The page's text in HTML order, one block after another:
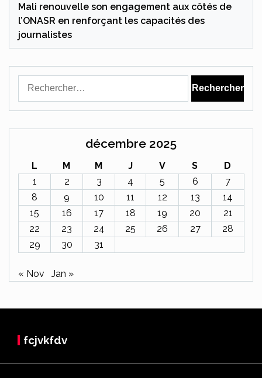
Mali renouvelle son engagement aux côtés de
l’ONASR en renforçant les capacités des
journalistes
décembre 2025
L M M J V S
D
1
2 3 4 5 6
7
8
9 10 11 12 13
14
15
16 17 18 19 20
21
22
23 24 25 26 27
28
29
30 31
« Nov Jan »
fcjvkfdv